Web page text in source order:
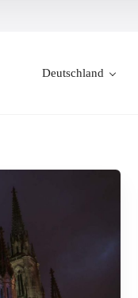
Deutschland